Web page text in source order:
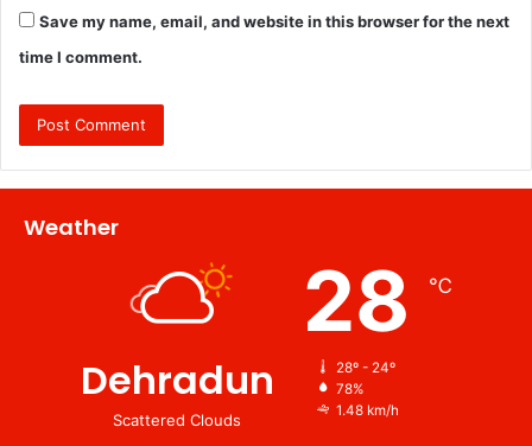
Save my name, email, and website in this browser for the next
time I comment.
Weather
Dehradun
Scattered Clouds
28 ℃
28º - 24º
78%
1.48 km/h